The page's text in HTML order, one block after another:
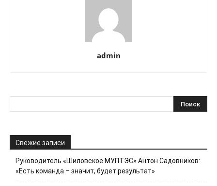
admin
Свежие записи
Руководитель «Шиловское МУПТЭС» Антон Садовников:
«Есть команда – значит, будет результат»